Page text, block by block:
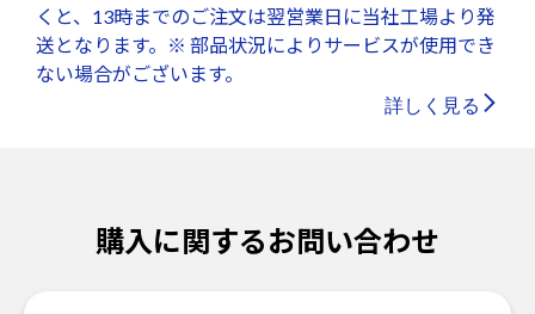
くと、13時までのご注文は翌営業日に当社工場より発
送となります。※ 部品状況によりサービスが使用でき
ない場合がございます。
詳しく見る
購入に関するお問い合わせ